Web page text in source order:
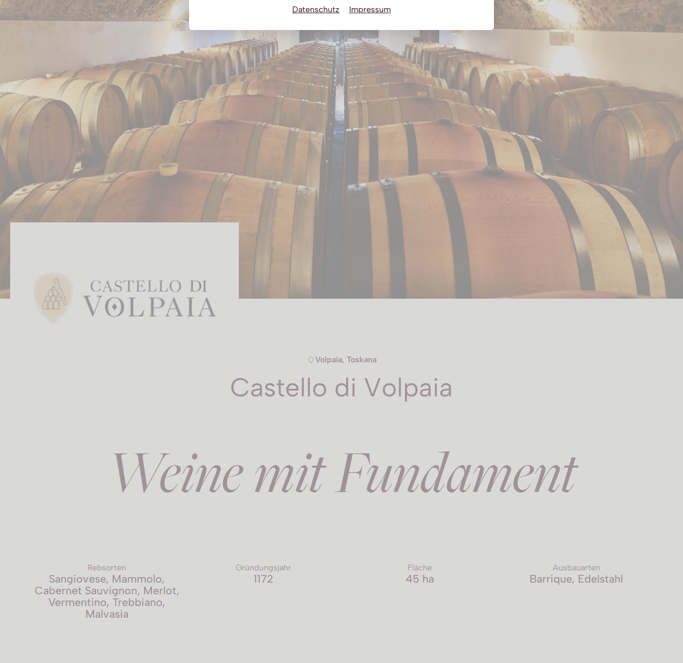
Datenschutz Impressum
Volpaia, Toskana
Castello di Volpaia
Weine mit Fundament
Rebsorten
Sangiovese, Mammolo,
Cabernet Sauvignon, Merlot,
Vermentino, Trebbiano,
Malvasia
Gründungsjahr
1172
Fläche
45 ha
Ausbauarten
Barrique, Edelstahl
Likörweine
Wermut
Whisky
Wodka